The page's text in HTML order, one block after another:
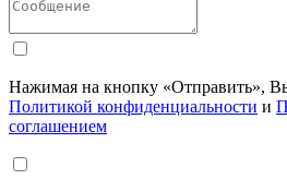
Нажимая на кнопку «Отправить»,
Политикой конфиденциальности и
соглашением